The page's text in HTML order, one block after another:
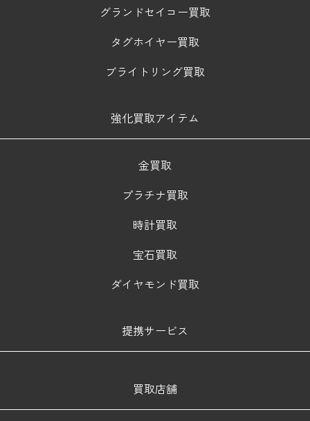
グランドセイコー買取
タグホイヤー買取
ブライトリング買取
強化買取アイテム
金買取
プラチナ買取
時計買取
宝石買取
ダイヤモンド買取
提携サービス
買取店舗